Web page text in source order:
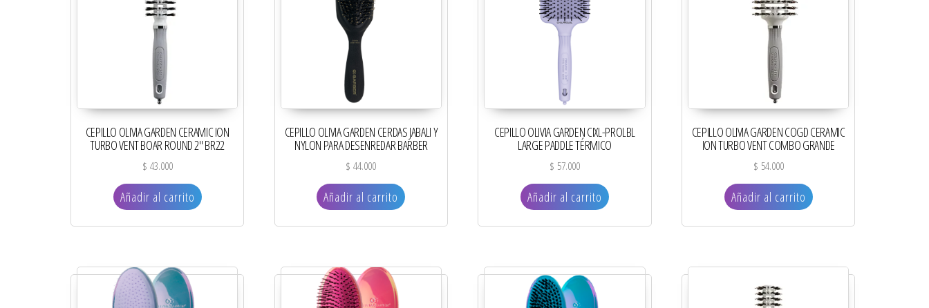
CEPILLO OLIVIA GARDEN CERAMIC ION
TURBO VENT BOAR ROUND 2″ BR22
$ 43.000
Añadir al carrito
CEPILLO OLIVIA GARDEN CERDAS JABALI Y
NYLON PARA DESENREDAR BARBER
$ 44.000
Añadir al carrito
CEPILLO OLIVIA GARDEN CIXL-PROLBL
LARGE PADDLE TÉRMICO
$ 57.000
Añadir al carrito
CEPILLO OLIVIA GARDEN COGD CERAMIC
ION TURBO VENT COMBO GRANDE
$ 54.000
Añadir al carrito